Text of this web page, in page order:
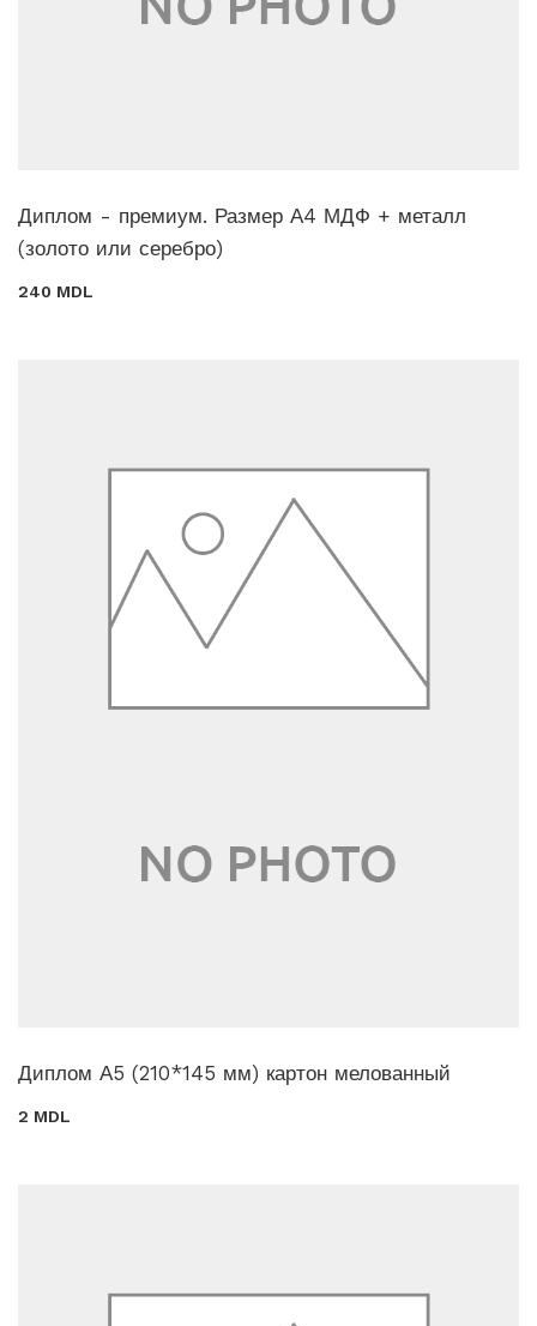
Диплом - премиум. Размер А4 МДФ + металл
(золото или серебро)
240 MDL
Диплом А5 (210*145 мм) картон мелованный
2 MDL